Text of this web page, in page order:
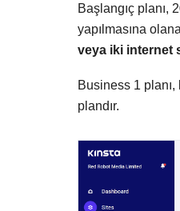
Başlangıç planı,
yapılmasına
veya iki internet
Business 1
plandır.